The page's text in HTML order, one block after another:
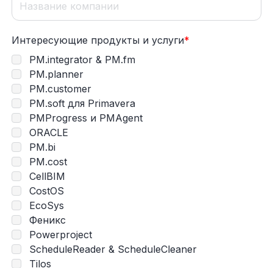
Интересующие продукты и услуги*
PM.integrator & PM.fm
PM.planner
PM.customer
PM.soft для Primavera
PMProgress и PMAgent
ORACLE
PM.bi
PM.cost
CellBIM
CostOS
EcoSys
Феникс
Powerproject
ScheduleReader & ScheduleCleaner
Tilos